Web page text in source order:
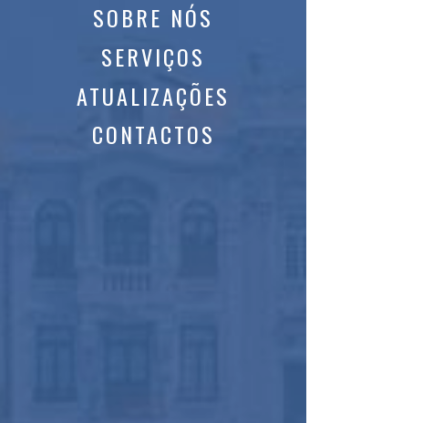
SOBRE NÓS
SERVIÇOS
ATUALIZAÇÕES
CONTACTOS